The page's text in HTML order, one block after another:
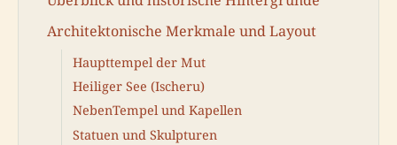
Architektonische Merkmale und Layout
Haupttempel der Mut
Heiliger See (Ischeru)
NebenTempel und Kapellen
Statuen und Skulpturen